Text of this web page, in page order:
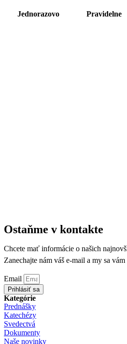
Jednorazovo Pravidelne
Ostaňme v kontakte
Chcete mať informácie o našich
Zanechajte nám váš e-mail a my sa vám
Email
Prihlásiť sa
Kategórie
Prednášky
Katechézy
Svedectvá
Dokumenty
Naše novinky